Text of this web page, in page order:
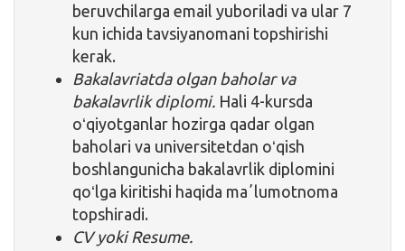
beruvchilarga email yuboriladi va ular 7
kun ichida tavsiyanomani topshirishi
kerak.
Bakalavriatda olgan baholar va
bakalavrlik diplomi. Hali 4-kursda
oʻqiyotganlar hozirga qadar olgan
baholari va universitetdan oʻqish
boshlangunicha bakalavrlik diplomini
qoʻlga kiritishi haqida maʼlumotnoma
topshiradi.
CV yoki Resume.